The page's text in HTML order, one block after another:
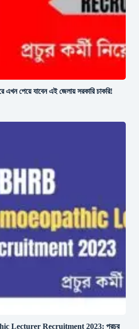
পেয়ে যাবেন এই জেলায় সরকারি চাকরি!
Lecturer Recruitment 2023: প্রচুর